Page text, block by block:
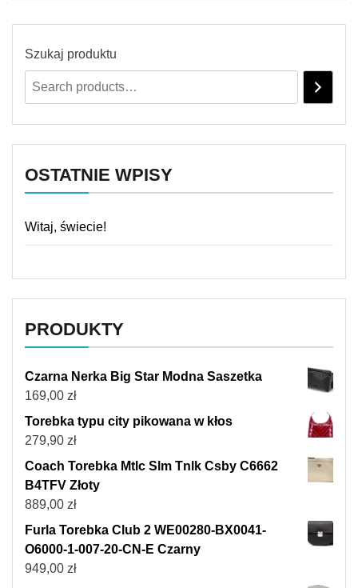
Szukaj produktu
OSTATNIE WPISY
Witaj, świecie!
PRODUKTY
Czarna Nerka Big Star Modna Saszetka
169,00 zł
Torebka typu city pikowana w kłos
279,90 zł
Coach Torebka Mtlc Slm Tnlk Csby C6662
B4TFV Złoty
889,00 zł
Furla Torebka Club 2 WE00280-BX0041-
O6000-1-007-20-CN-E Czarny
949,00 zł